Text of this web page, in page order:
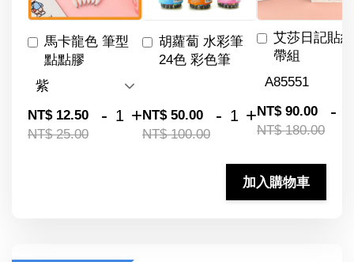
馬卡龍色 筆型
點點膠
NT$ 12.50
NT$ 25.00
- +
胡蘿蔔 水彩筆
24色 彩色筆
NT$ 50.00
NT$ 100.00
- +
艾莎日記貼
帶組
NT$ 90.00
NT$ 180.00
-
加入購物車